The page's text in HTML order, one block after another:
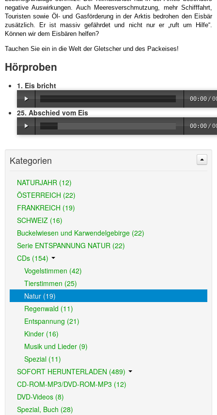
negative Auswirkungen. Auch Meeresverschmutzung, mehr Schifffahrt,
Touristen sowie Öl- und Gasförderung in der Arktis bedrohen den Eisbär
zusätzlich. Er ist massiv gefährdet und nicht nur er „ruft um Hilfe“.
Können wir dem Eisbären helfen?
Tauchen Sie ein in die Welt der Gletscher und des Packeises!
Hörproben
1. Eis bricht
00:00 /
25. Abschied vom Eis
00:00 /
Kategorien
NATURJAHR (12)
ÖSTERREICH (22)
FRANKREICH (19)
SCHWEIZ (16)
Buckelwiesen und Karwendelgebirge (22)
Serie ENTSPANNUNG NATUR (22)
CDs (154)
Vogelstimmen (42)
Tierstimmen (25)
Natur (19)
Regenwald (11)
Entspannung (21)
Kinder (16)
Musik und Lieder (9)
Spezial (11)
SOFORT HERUNTERLADEN (489)
CD-ROM-MP3/DVD-ROM-MP3 (12)
DVD-Videos (8)
Spezial, Buch (28)